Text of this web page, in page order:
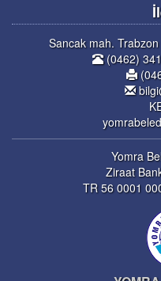
Sancak mah.
(0462)
Yomra
Ziraat
TR 56 0001